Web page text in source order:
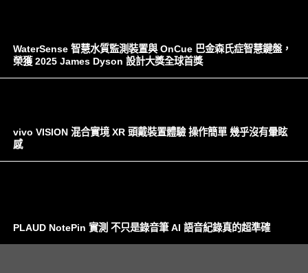
WaterSense 智慧水質監測裝置與 OnCue 巴金森氏症智慧鍵盤，
榮獲 2025 James Dyson 設計大獎全球首獎
vivo VISION 混合實境 XR 頭戴裝置體驗 操作簡單 幾乎沒有暈眩
感
PLAUD NotePin 實測 不只是錄音筆 AI 語音紀錄真的超準確